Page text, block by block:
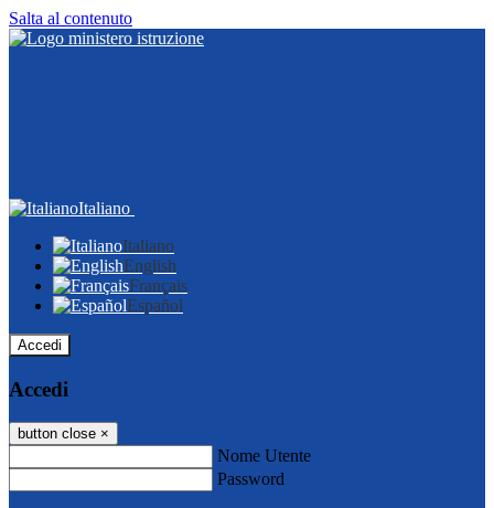
Salta al contenuto
Italiano
Italiano
English
Français
Español
Accedi
Accedi
button close ×
Nome Utente
Password